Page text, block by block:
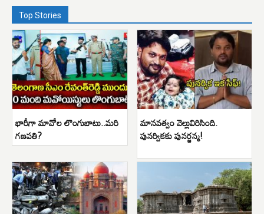
Top Stories
భారీగా మావోల లొంగుబాటు..మరి
గణపతి?
మానవత్వం వెల్లువిరిసింది.
పునర్వికకు పునర్జన్మ!